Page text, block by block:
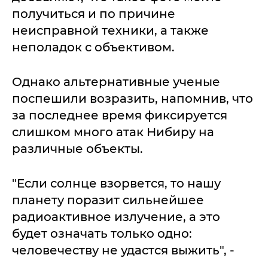
получиться и по причине
неисправной техники, а также
неполадок с объективом.
Однако альтернативные ученые
поспешили возразить, напомнив, что
за последнее время фиксируется
слишком много атак Нибиру на
различные объекты.
"Если солнце взорвется, то нашу
планету поразит сильнейшее
радиоактивное излучение, а это
будет означать только одно:
человечеству не удастся выжить", -